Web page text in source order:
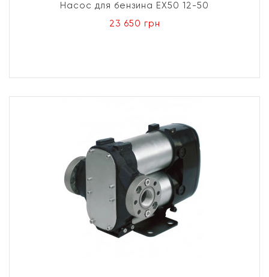
Насос для бензина EХ50 12-50
23 650 грн